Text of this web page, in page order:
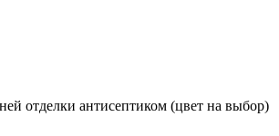
отделки антисептиком (цвет на выбор)